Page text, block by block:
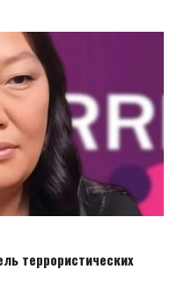
террористических